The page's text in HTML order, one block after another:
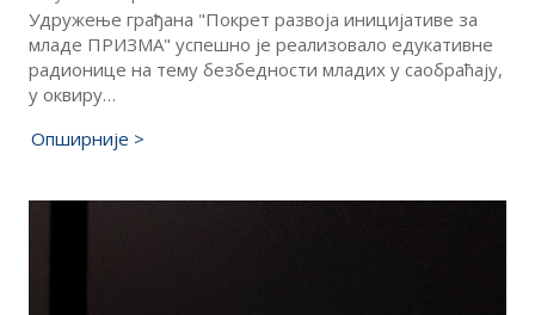
Удружење грађана "Покрет развоја иницијативе за
младе ПРИЗМА" успешно је реализовало едукативне
радионице на тему безбедности младих у саобраћају,
у оквиру…
Опширније >